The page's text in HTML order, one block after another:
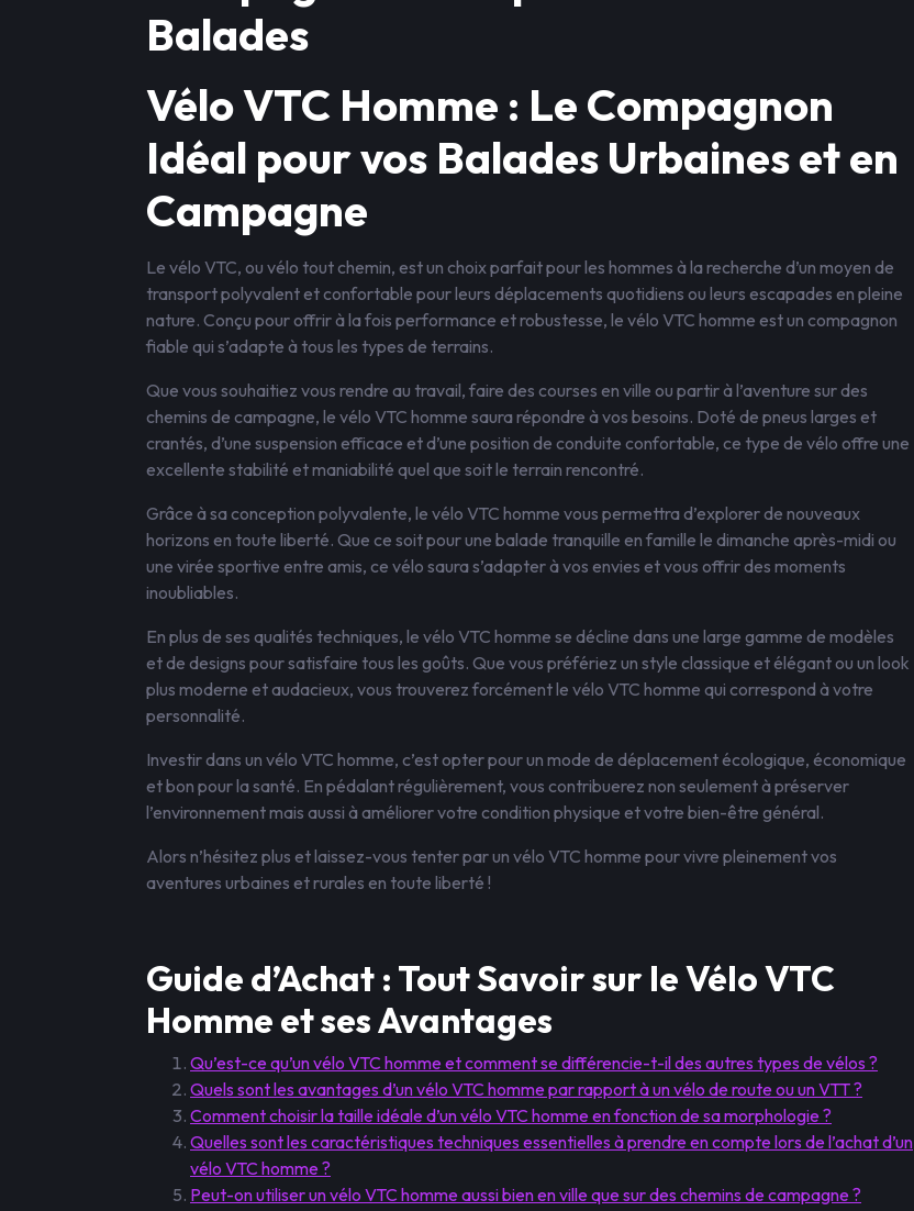
Balades
Vélo VTC Homme : Le Compagnon
Idéal pour vos Balades Urbaines et en
Campagne
Le vélo VTC, ou vélo tout chemin, est un choix parfait pour les hommes à la recherche d’un moyen de
transport polyvalent et confortable pour leurs déplacements quotidiens ou leurs escapades en pleine
nature. Conçu pour offrir à la fois performance et robustesse, le vélo VTC homme est un compagnon
fiable qui s’adapte à tous les types de terrains.
Que vous souhaitiez vous rendre au travail, faire des courses en ville ou partir à l’aventure sur des
chemins de campagne, le vélo VTC homme saura répondre à vos besoins. Doté de pneus larges et
crantés, d’une suspension efficace et d’une position de conduite confortable, ce type de vélo offre une
excellente stabilité et maniabilité quel que soit le terrain rencontré.
Grâce à sa conception polyvalente, le vélo VTC homme vous permettra d’explorer de nouveaux
horizons en toute liberté. Que ce soit pour une balade tranquille en famille le dimanche après-midi ou
une virée sportive entre amis, ce vélo saura s’adapter à vos envies et vous offrir des moments
inoubliables.
En plus de ses qualités techniques, le vélo VTC homme se décline dans une large gamme de modèles
et de designs pour satisfaire tous les goûts. Que vous préfériez un style classique et élégant ou un look
plus moderne et audacieux, vous trouverez forcément le vélo VTC homme qui correspond à votre
personnalité.
Investir dans un vélo VTC homme, c’est opter pour un mode de déplacement écologique, économique
et bon pour la santé. En pédalant régulièrement, vous contribuerez non seulement à préserver
l’environnement mais aussi à améliorer votre condition physique et votre bien-être général.
Alors n’hésitez plus et laissez-vous tenter par un vélo VTC homme pour vivre pleinement vos
aventures urbaines et rurales en toute liberté !
Guide d’Achat : Tout Savoir sur le Vélo VTC
Homme et ses Avantages
Qu’est-ce qu’un vélo VTC homme et comment se différencie-t-il des autres types de vélos ?
Quels sont les avantages d’un vélo VTC homme par rapport à un vélo de route ou un VTT ?
Comment choisir la taille idéale d’un vélo VTC homme en fonction de sa morphologie ?
Quelles sont les caractéristiques techniques essentielles à prendre en compte lors de l’achat d’un
vélo VTC homme ?
Peut-on utiliser un vélo VTC homme aussi bien en ville que sur des chemins de campagne ?